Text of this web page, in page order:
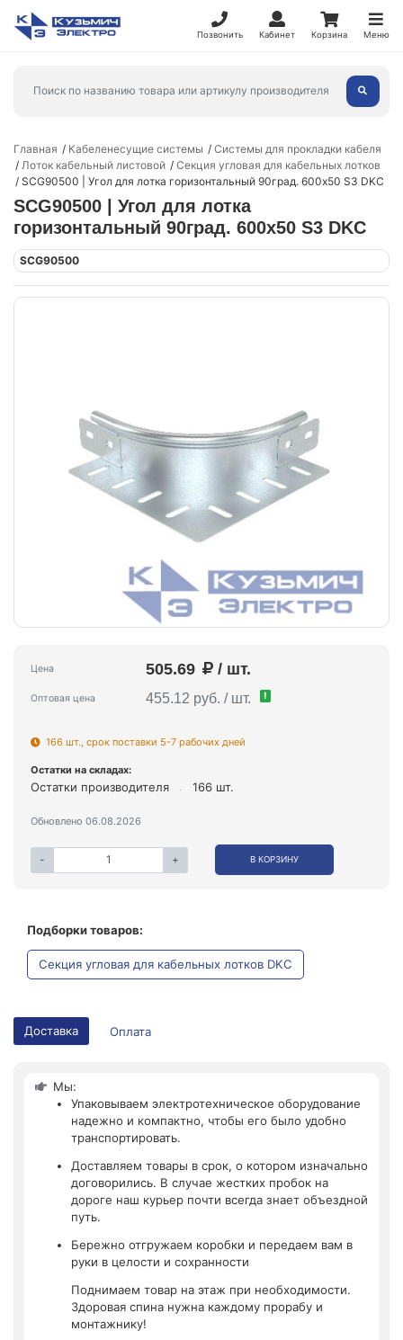
Позвонить Кабинет Корзина Меню
Главная Кабеленесущие системы
Системы для прокладки кабеля
Лоток кабельный листовой
Секция угловая для кабельных лотков
SCG90500 | Угол для лотка горизонтальный 90град. 600х50 S3 DKC
SCG90500 | Угол для лотка
горизонтальный 90град. 600х50 S3 DKC
SCG90500
Цена 505.69 / шт.
Оптовая цена 455.12 руб. / шт. !
166 шт., срок поставки 5-7 рабочих дней
Остатки на складах:
Остатки производителя 166 шт.
Обновлено 06.08.2026
- + В КОРЗИНУ
Подборки товаров:
Секция угловая для кабельных лотков DKC
Доставка Оплата
Мы:
Упаковываем электротехническое оборудование
надежно и компактно, чтобы его было удобно
транспортировать.
Доставляем товары в срок, о котором изначально
договорились. В случае жестких пробок на
дороге наш курьер почти всегда знает объездной
путь.
Бережно отгружаем коробки и передаем вам в
руки в целости и сохранности
Поднимаем товар на этаж при необходимости.
Здоровая спина нужна каждому прорабу и
монтажнику!